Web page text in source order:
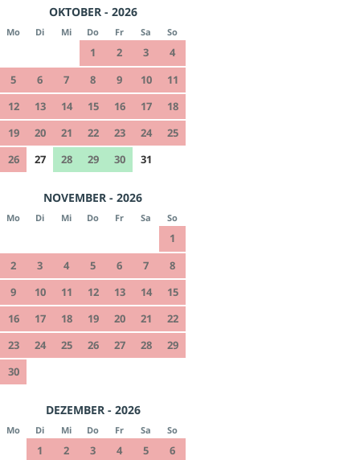
OKTOBER - 2026
Mo Di Mi Do Fr Sa So
1 2 3
4
5
6 7 8 9 10
11
12
13 14 15 16 17
18
19
20 21 22 23 24
25
26
27 28 29 30 31
NOVEMBER - 2026
Mo Di Mi Do Fr Sa So
1
2
3 4 5 6 7
8
9
10 11 12 13 14
15
16
17 18 19 20 21
22
23
24 25 26 27 28
29
30
DEZEMBER - 2026
Mo Di Mi Do Fr Sa So
1 2 3 4 5
6